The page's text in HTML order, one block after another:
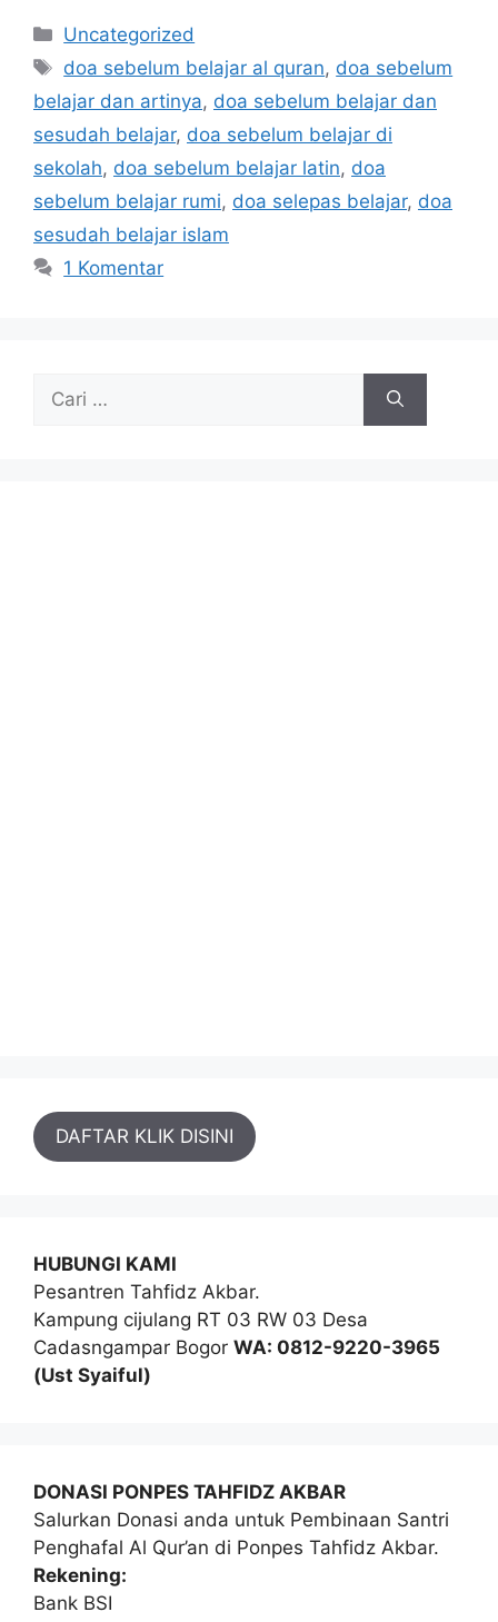
Kategori
Uncategorized
Tag
doa sebelum belajar al quran, doa sebelum
belajar dan artinya, doa sebelum belajar dan
sesudah belajar, doa sebelum belajar di
sekolah, doa sebelum belajar latin, doa
sebelum belajar rumi, doa selepas belajar, doa
sesudah belajar islam
1 Komentar
untuk:
DAFTAR KLIK DISINI
HUBUNGI KAMI
Pesantren Tahfidz Akbar.
Kampung cijulang RT 03 RW 03 Desa
Cadasngampar Bogor WA: 0812-9220-3965
(Ust Syaiful)
DONASI PONPES TAHFIDZ AKBAR
Salurkan Donasi anda untuk Pembinaan Santri
Penghafal Al Qur’an di Ponpes Tahfidz Akbar.
Rekening:
Bank BSI